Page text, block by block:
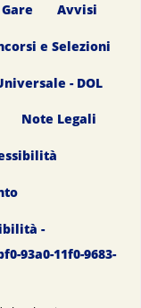
Gare Avvisi
e Selezioni
- DOL
Note Legali
-
93a0-11f0-9683-